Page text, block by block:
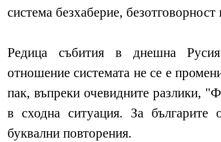
система безхаберие, безотговорност
Редица събития в днешна
отношение системата не се е
пак, въпреки очевидните разлики,
в сходна ситуация. За
буквални повторения.